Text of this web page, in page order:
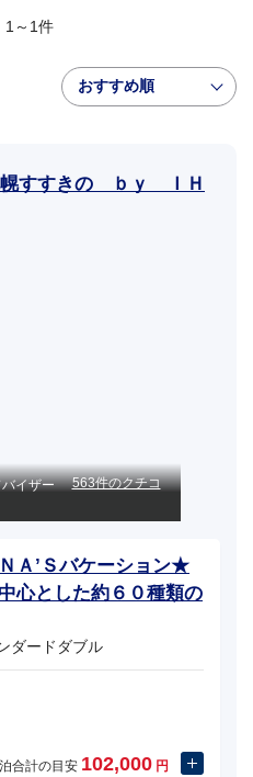
1～1件
おすすめ順
幌すすきの ｂｙ ＩＨ
563件のクチコ
Ａ’Ｓバケーション★
心とした約６０種類の
ードダブル
合計の目安 102,000 円